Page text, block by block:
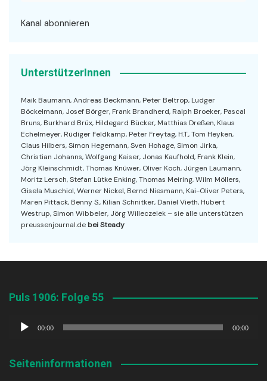
Kanal abonnieren
UnterstützerInnen
Maik Baumann, Andreas Beckmann, Peter Beltrop, Ludger
Böckelmann, Josef Börger, Frank Brandherd, Ralph Broeker, Pascal
Bruns, Burkhard Brüx, Hildegard Bücker, Matthias Dreßen, Klaus
Echelmeyer, Rüdiger Feldkamp, Peter Freytag, H.T., Tom Heyken,
Claus Hilbers, Simon Hegemann, Sven Hohage, Simon Jirka,
Christian Johanns, Wolfgang Kaiser, Jonas Kaufhold, Frank Klein,
Jörg Kleinschmidt, Thomas Knüwer, Oliver Koch, Jürgen Laumann,
Moritz Lersch, Stefan Lütke Enking, Thomas Meiring, Wilm Möllers,
Gisela Muschiol, Werner Nickel, Bernd Niesmann, Kai-Oliver Peters,
Maren Pittack, Benny S., Kilian Schnitker, Daniel Vieth, Hubert
Westrup, Simon Wibbeler, Jörg Willeczelek – sie alle unterstützen
preussenjournal.de bei Steady
Puls 1906: Folge 55
Audio-
00:00 00:00
Seiteninformationen